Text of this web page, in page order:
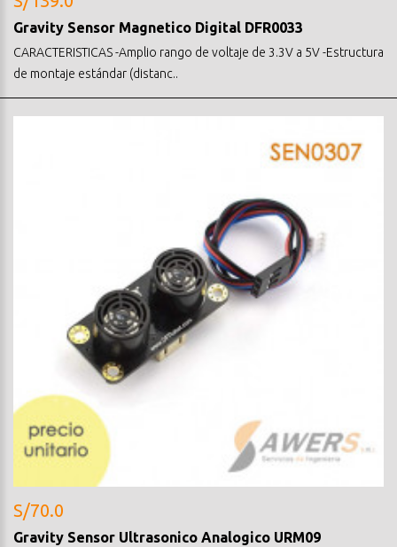
Gravity Sensor Magnetico Digital DFR0033
CARACTERISTICAS -Amplio rango de voltaje de 3.3V a 5V -Estructura
de montaje estándar (distanc..
S/70.0
Gravity Sensor Ultrasonico Analogico URM09